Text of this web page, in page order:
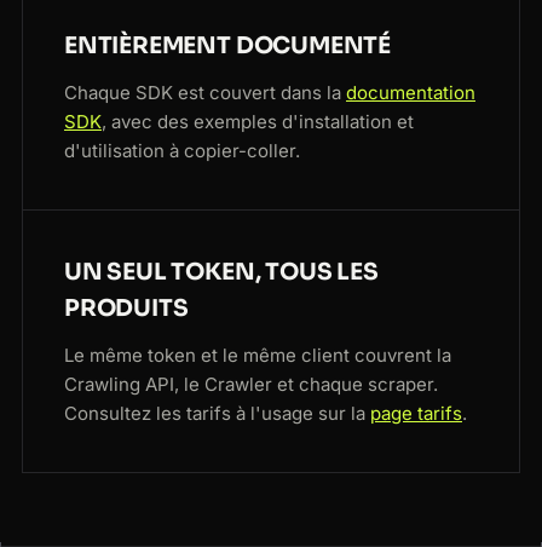
ENTIÈREMENT DOCUMENTÉ
Chaque SDK est couvert dans la documentation
SDK, avec des exemples d'installation et
d'utilisation à copier-coller.
UN SEUL TOKEN, TOUS LES
PRODUITS
Le même token et le même client couvrent la
Crawling API, le Crawler et chaque scraper.
Consultez les tarifs à l'usage sur la page tarifs.